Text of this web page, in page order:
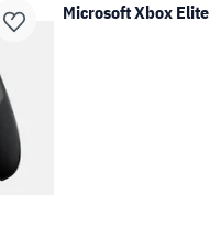
Microsoft Xbox